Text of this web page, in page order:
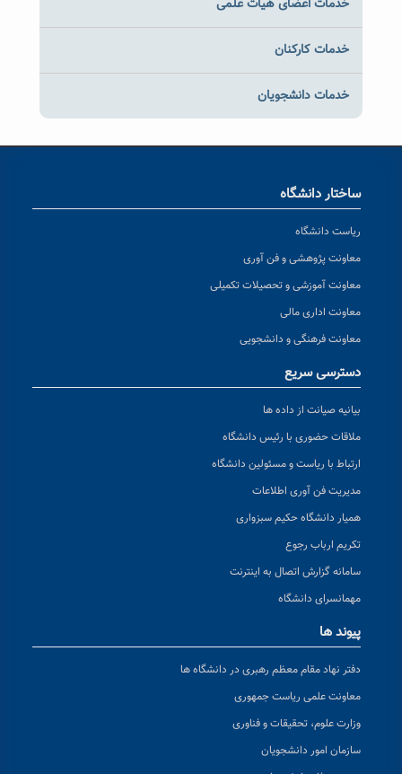
خدمات اعضای هیات علمی
خدمات کارکنان
خدمات دانشجویان
ساختار دانشگاه
ریاست دانشگاه
معاونت پژوهشی و فن آوری
معاونت آموزشی و تحصیلات تکمیلی
معاونت اداری مالی
معاونت فرهنگی و دانشجویی
دسترسی سریع
بیانیه صیانت از داده ها
ملاقات حضوری با رئیس دانشگاه
ارتباط با ریاست و مسئولین دانشگاه
مدیریت فن آوری اطلاعات
همیار دانشگاه حکیم سبزواری
تکریم ارباب رجوع
سامانه گزارش اتصال به اینترنت
مهمانسرای دانشگاه
پیوند ها
دفتر نهاد مقام معظم رهبری در دانشگاه ها
معاونت علمی ریاست جمهوری
وزارت علوم، تحقیقات و فناوری
سازمان امور دانشجویان